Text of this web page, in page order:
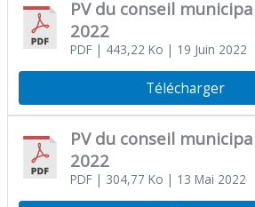
PV du conseil
2022
PDF| 443,22 Ko | 19 Juin 2022
Télécharger
PV du conseil
2022
PDF| 304,77 Ko | 13 Mai 2022